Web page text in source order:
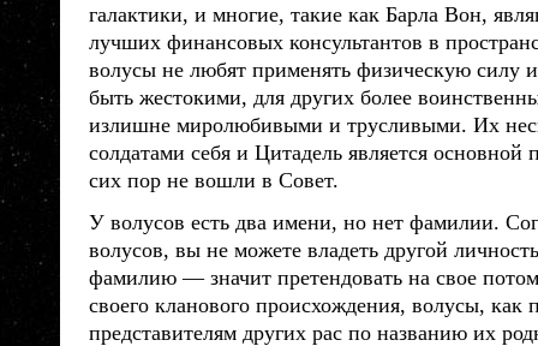
галактики, и многие, такие как Барла Вон,
лучших финансовых консультантов в
волусы не любят применять физическую силу
быть жестокими, для других более
излишне миролюбивыми и трусливыми. Их
солдатами себя и Цитадель является
сих пор не вошли в Совет.
У волусов есть два имени, но нет фамилии.
волусов, вы не можете владеть другой
фамилию — значит претендовать на свое
своего кланового происхождения, волусы, как
представителям других рас по названию их